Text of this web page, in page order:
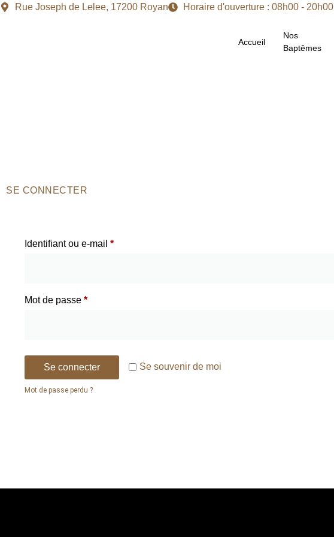
Rue Joseph de Lelee, 17200 Royan Horaire d'ouverture : 08h00 - 20h00
Accueil
Nos
Baptêmes
SE CONNECTER
Identifiant ou e-mail *
Mot de passe *
Se souvenir de moi
Se connecter
Mot de passe perdu ?